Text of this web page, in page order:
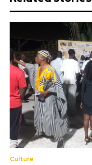
Culture